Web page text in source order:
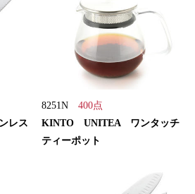
レス
8251N 400点
KINTO UNITEA ワンタッチ
ティーポット